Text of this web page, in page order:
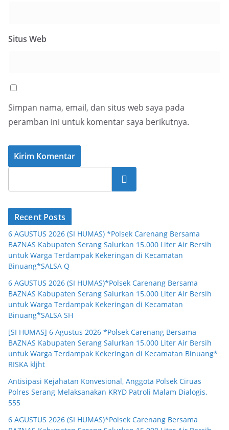
Situs Web
Simpan nama, email, dan situs web saya pada
peramban ini untuk komentar saya berikutnya.
Cari
Recent Posts
6 AGUSTUS 2026 (SI HUMAS) *Polsek Carenang Bersama
BAZNAS Kabupaten Serang Salurkan 15.000 Liter Air Bersih
untuk Warga Terdampak Kekeringan di Kecamatan
Binuang*SALSA Q
6 AGUSTUS 2026 (SI HUMAS)*Polsek Carenang Bersama
BAZNAS Kabupaten Serang Salurkan 15.000 Liter Air Bersih
untuk Warga Terdampak Kekeringan di Kecamatan
Binuang*SALSA SH
[SI HUMAS] 6 Agustus 2026 *Polsek Carenang Bersama
BAZNAS Kabupaten Serang Salurkan 15.000 Liter Air Bersih
untuk Warga Terdampak Kekeringan di Kecamatan Binuang*
RISKA kljht
Antisipasi Kejahatan Konvesional, Anggota Polsek Ciruas
Polres Serang Melaksanakan KRYD Patroli Malam Dialogis.
555
6 AGUSTUS 2026 (SI HUMAS)*Polsek Carenang Bersama